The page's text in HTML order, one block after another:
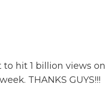
hit 1 billion views on
THANKS GUYS!!!